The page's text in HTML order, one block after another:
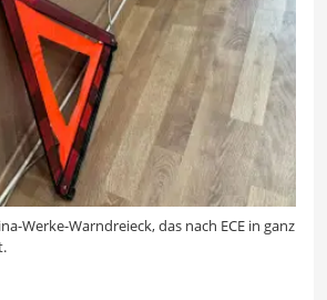
Werke-Warndreieck, das nach ECE in ganz